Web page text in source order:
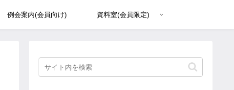
例会案内(会員向け) 資料室(会員限定)